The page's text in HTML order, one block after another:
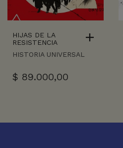
HIJAS DE LA
RESISTENCIA
HISTORIA UNIVERSAL
$ 89.000,00